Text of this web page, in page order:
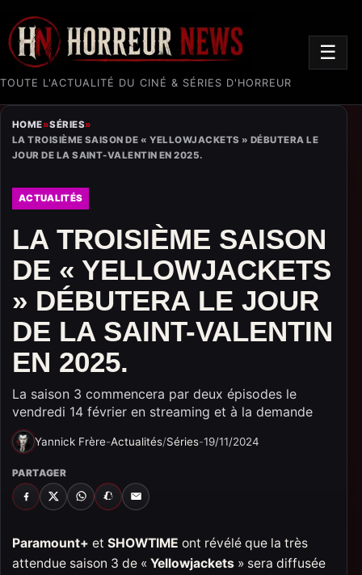
TOUTE L'ACTUALITÉ DU CINÉ & SÉRIES D'HORREUR
☰
HOME»SÉRIES»
LA TROISIÈME SAISON DE « YELLOWJACKETS » DÉBUTERA LE
JOUR DE LA SAINT-VALENTIN EN 2025.
ACTUALITÉS
LA TROISIÈME SAISON
DE « YELLOWJACKETS
» DÉBUTERA LE JOUR
DE LA SAINT-VALENTIN
EN 2025.
La saison 3 commencera par deux épisodes le
vendredi 14 février en streaming et à la demande
Yannick Frère-Actualités/Séries-19/11/2024
PARTAGER
FACEBOOK
X WHATSAPP
SNAPCHAT
EMAIL
Paramount+ et SHOWTIME ont révélé que la très
attendue saison 3 de « Yellowjackets » sera diffusée